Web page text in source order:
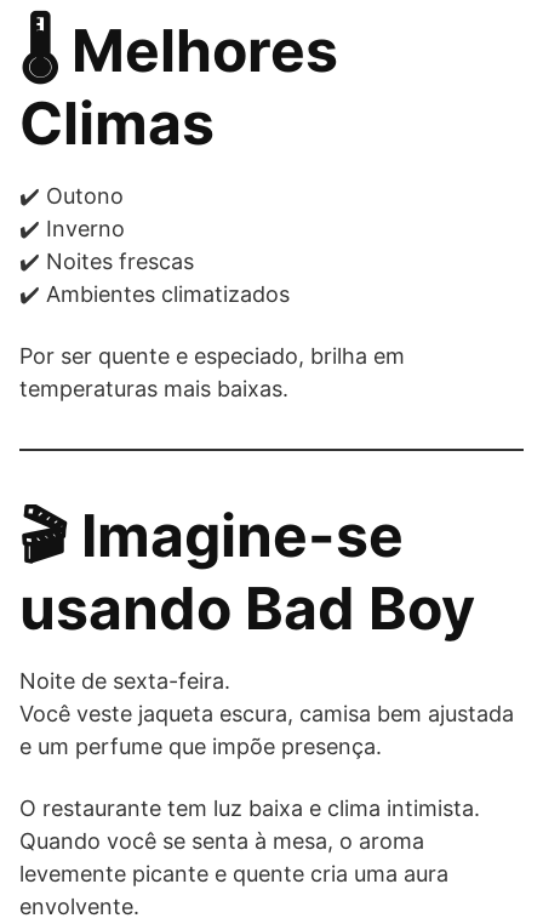
🌡️ Melhores
Climas
✔️ Outono
✔️ Inverno
✔️ Noites frescas
✔️ Ambientes climatizados
Por ser quente e especiado, brilha em
temperaturas mais baixas.
🎬 Imagine-se
usando Bad Boy
Noite de sexta-feira.
Você veste jaqueta escura, camisa bem ajustada
e um perfume que impõe presença.
O restaurante tem luz baixa e clima intimista.
Quando você se senta à mesa, o aroma
levemente picante e quente cria uma aura
envolvente.